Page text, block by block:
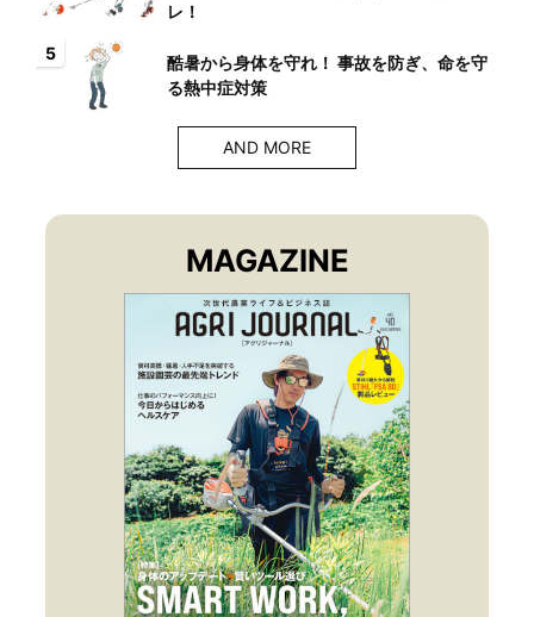
レ！
5
酷暑から身体を守れ！ 事故を防ぎ、命を守
る熱中症対策
AND MORE
MAGAZINE